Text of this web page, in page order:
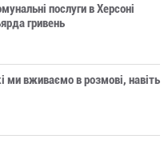
послуги в Херсоні
гривень
ми вживаємо в розмові, навіть